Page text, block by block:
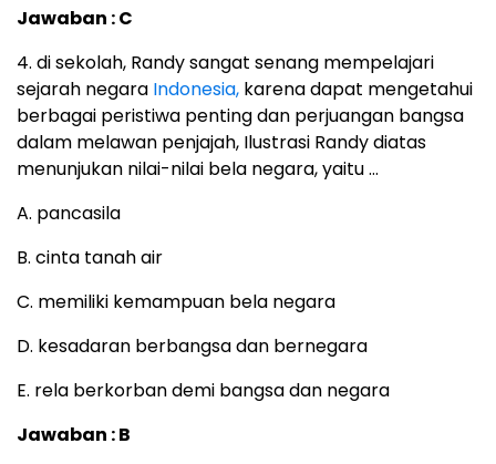
Jawaban : C
4. di sekolah, Randy sangat senang mempelajari
sejarah negara Indonesia, karena dapat mengetahui
berbagai peristiwa penting dan perjuangan bangsa
dalam melawan penjajah, Ilustrasi Randy diatas
menunjukan nilai-nilai bela negara, yaitu …
A. pancasila
B. cinta tanah air
C. memiliki kemampuan bela negara
D. kesadaran berbangsa dan bernegara
E. rela berkorban demi bangsa dan negara
Jawaban : B